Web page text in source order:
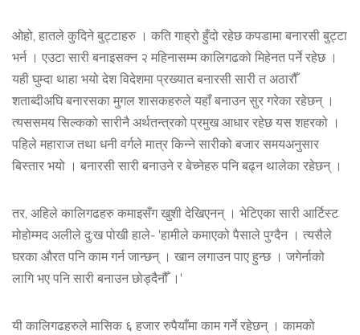
ओहो, हातले कुदिने बुट्टाहरु । कति गाह्रो हुँदो रहेछ कपडामा बनारसी बुट्टा
भर्न । एउटा सारी बनाइसक्न २ महिनासम्म कालिगढको मिहेनत पर्ने रहेछ ।
यही घुम्दा थाहा भयो देश विदेशमा प्रख्यात बनारसी सारी त अठारौँ
शताब्दीअघि बनारसका मुगल शासकहरुले यहाँ बनाउन सुर गरेका रहेछन् ।
त्यससमय सिल्कको सारीनै अर्थतन्त्रको प्रमुख आधार रहेछ यस शहरको ।
पहिले महाराज तथा धनी वर्गले मात्र किन्ने सारीको बजार समयअनुसार
बिस्तार भयो । बनारसी सारी बनाउने र बेच्नेहरु पनि बढ्न थालेका रहेछन् ।
तर, अहिले कालिगढहरु कमाइसँग खुशी देखिएनन् । भेटिएका सारी आर्टिस्ट
मोहोम्मद अलीले दु:ख पोखी हाले- 'हामीले कमाएको पैसाले पुग्दैन । त्यसैले
घरका ‌औरत पनि काम गर्न जान्छन् । खान लगाउन पाए हुन्छ । जगेर्नाको
लागि भए पनि सारी बनाउन छोड्दैनौँ ।'
यी कालिगढहरुले मासिक ६ हजार रुपैयाँमा काम गर्ने रहेछन् । कामको